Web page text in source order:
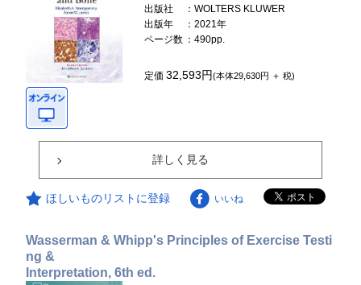
出版社
：WOLTERS KLUWER
出版年
：2021年
ページ数 ：490pp.
定価32,593円(本体29,630円 ＋ 税)
詳しく見る
ほしいものリストに登録 いいね
Wasserman & Whipp's Principles of Exercise Testi
ng &
Interpretation, 6th ed.